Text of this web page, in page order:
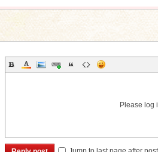
Please log